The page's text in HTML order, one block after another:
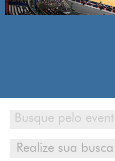
Calendário